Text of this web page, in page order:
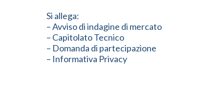
Si allega:
– Avviso di indagine di mercato
– Capitolato Tecnico
– Domanda di partecipazione
– Informativa Privacy